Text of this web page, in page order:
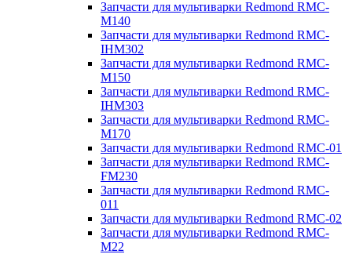
Запчасти для мультиварки Redmond RMC-
M140
Запчасти для мультиварки Redmond RMC-
IHM302
Запчасти для мультиварки Redmond RMC-
M150
Запчасти для мультиварки Redmond RMC-
IHM303
Запчасти для мультиварки Redmond RMC-
M170
Запчасти для мультиварки Redmond RMC-01
Запчасти для мультиварки Redmond RMC-
FM230
Запчасти для мультиварки Redmond RMC-
011
Запчасти для мультиварки Redmond RMC-02
Запчасти для мультиварки Redmond RMC-
M22